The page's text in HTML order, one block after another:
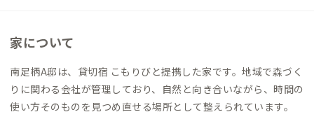
家について
南足柄A邸は、貸切宿 こもりびと提携した家です。地域で森づく
りに関わる会社が管理しており、自然と向き合いながら、時間の
使い方そのものを見つめ直せる場所として整えられています。